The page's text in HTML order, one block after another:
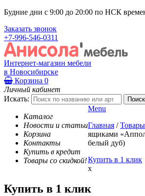
Будние дни с 9:00 до 20:00 по НСК
Заказать звонок
+7-996-546-0311
Интернет-магазин мебели
в Новосибирске
Корзина 0
Личный кабинет
Искать:
Каталог
Новости и статьи
Корзина
Контакты
Купить в кредит
Товары со скидкой!
Menu
Главная / Товары
ящиками
белый дуб)
Купить в 1 клик
x
Купить в 1 клик